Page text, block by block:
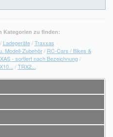
Kategorien zu finden:
/ Ladegeräte/Traxxas
Modell-Zubehör/ RC-Cars / Bikes &
- sortiert nach Bezeichnung/
/TRX2...